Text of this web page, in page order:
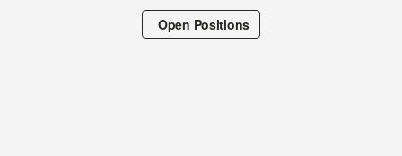
Open Positions